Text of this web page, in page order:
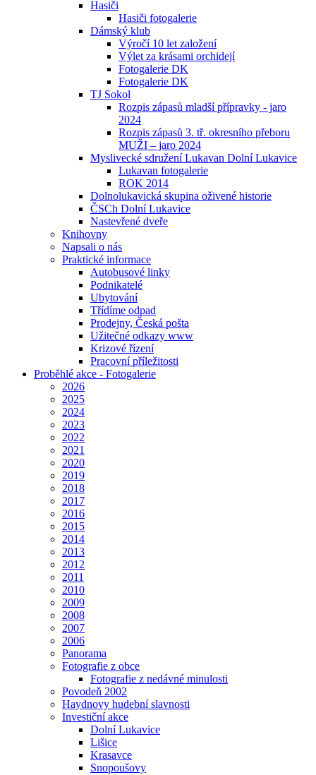
Hasiči
Hasiči fotogalerie
Dámský klub
Výročí 10 let založení
Výlet za krásami orchidejí
Fotogalerie DK
Fotogalerie DK
TJ Sokol
Rozpis zápasů mladší přípravky - jaro
2024
Rozpis zápasů 3. tř. okresního přeboru
MUŽI – jaro 2024
Myslivecké sdružení Lukavan Dolní Lukavice
Lukavan fotogalerie
ROK 2014
Dolnolukavická skupina oživené historie
ČSCh Dolní Lukavice
Nastevřené dveře
Knihovny
Napsali o nás
Praktické informace
Autobusové linky
Podnikatelé
Ubytování
Třídíme odpad
Prodejny, Česká pošta
Užitečné odkazy www
Krizové řízení
Pracovní příležitosti
Proběhlé akce - Fotogalerie
2026
2025
2024
2023
2022
2021
2020
2019
2018
2017
2016
2015
2014
2013
2012
2011
2010
2009
2008
2007
2006
Panorama
Fotografie z obce
Fotografie z nedávné minulosti
Povodeň 2002
Haydnovy hudební slavnosti
Investiční akce
Dolní Lukavice
Lišice
Krasavce
Snopoušovy